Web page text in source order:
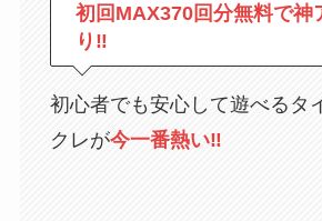
初回MAX370回分無料で神
り‼
初心者でも安心して遊べるタ
クレが今一番熱い‼